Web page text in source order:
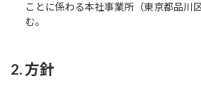
ことに係わる本社事業所（東京都品川
む。
2. 方針